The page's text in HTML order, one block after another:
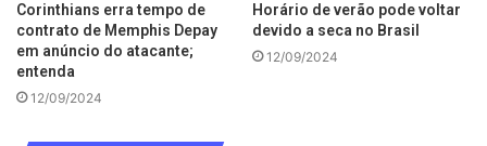
Corinthians erra tempo de
contrato de Memphis Depay
em anúncio do atacante;
entenda
12/09/2024
Horário de verão pode voltar
devido a seca no Brasil
12/09/2024